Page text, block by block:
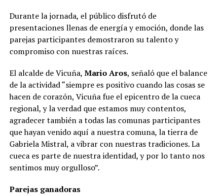
Durante la jornada, el público disfrutó de
presentaciones llenas de energía y emoción, donde las
parejas participantes demostraron su talento y
compromiso con nuestras raíces.
El alcalde de Vicuña, Mario Aros, señaló que el balance
de la actividad “siempre es positivo cuando las cosas se
hacen de corazón, Vicuña fue el epicentro de la cueca
regional, y la verdad que estamos muy contentos,
agradecer también a todas las comunas participantes
que hayan venido aquí a nuestra comuna, la tierra de
Gabriela Mistral, a vibrar con nuestras tradiciones. La
cueca es parte de nuestra identidad, y por lo tanto nos
sentimos muy orgulloso”.
Parejas ganadoras